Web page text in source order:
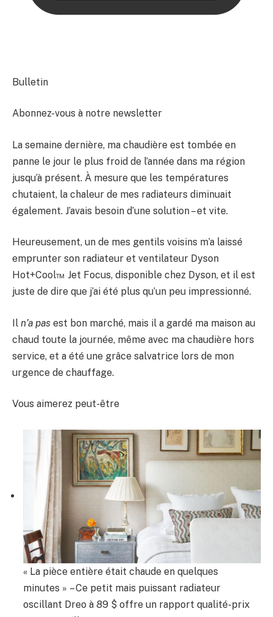
Bulletin
Abonnez-vous à notre newsletter
La semaine dernière, ma chaudière est tombée en
panne le jour le plus froid de l’année dans ma région
jusqu’à présent. À mesure que les températures
chutaient, la chaleur de mes radiateurs diminuait
également. J’avais besoin d’une solution – et vite.
Heureusement, un de mes gentils voisins m’a laissé
emprunter son radiateur et ventilateur Dyson
Hot+Cool™ Jet Focus, disponible chez Dyson, et il est
juste de dire que j’ai été plus qu’un peu impressionné.
Il n’a pas est bon marché, mais il a gardé ma maison au
chaud toute la journée, même avec ma chaudière hors
service, et a été une grâce salvatrice lors de mon
urgence de chauffage.
Vous aimerez peut-être
« La pièce entière était chaude en quelques
minutes » – Ce petit mais puissant radiateur
oscillant Dreo à 89 $ offre un rapport qualité-prix